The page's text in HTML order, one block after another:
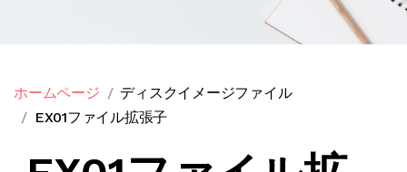
ホームページ
ディスクイメージファイル
EX01ファイル拡張子